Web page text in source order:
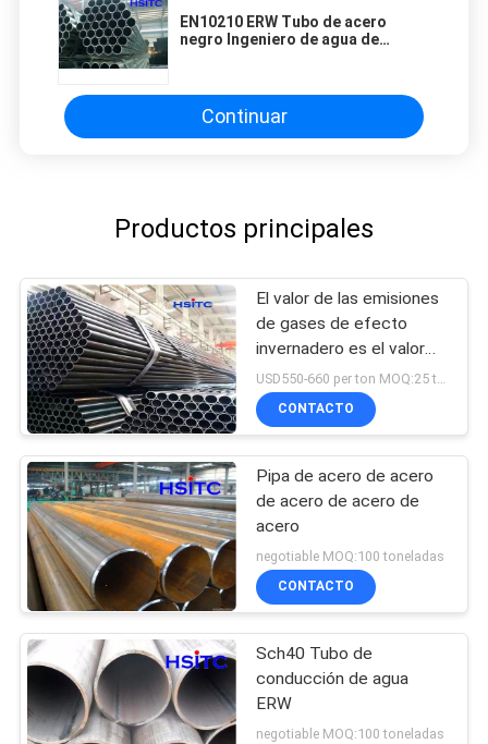
EN10210 ERW Tubo de acero
negro Ingeniero de agua de
Continuar
Productos principales
El valor de las emisiones
de gases de efecto
invernadero es el valor
de las emisiones de
gases de efecto
invernadero.
USD550-660 per ton MOQ:25 toneladas
CONTACTO
Pipa de acero de acero
de acero de acero de
acero
negotiable MOQ:100 toneladas
CONTACTO
Sch40 Tubo de
conducción de agua
ERW
negotiable MOQ:100 toneladas